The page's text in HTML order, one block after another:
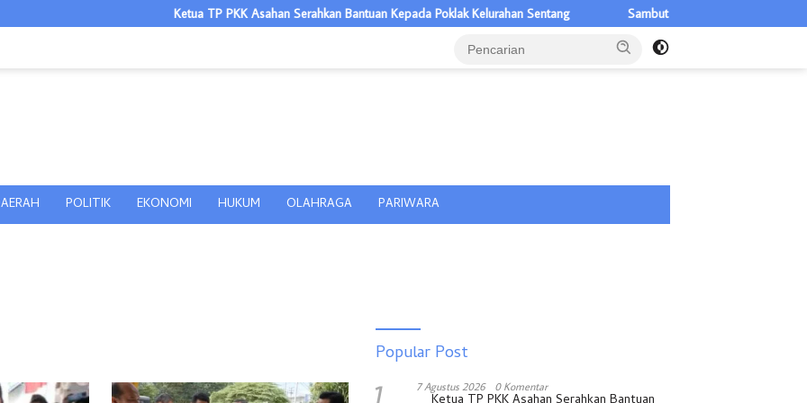
Ketua TP PKK Asahan Serahkan Bantuan Kepada Poklak Kelurahan Sentang Sambut HUT ke-81 RI, Lapas Labuhan
POLITIK EKONOMI HUKUM OLAHRAGA PARIWARA
Popular Post
7 Agustus 2026 0 Komentar